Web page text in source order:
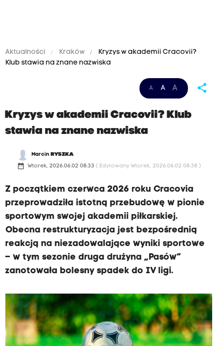
Aktualności Kraków
Kryzys w akademii Cracovii?
Klub stawia na znane nazwiska
A A A share
Kryzys w akademii Cracovii? Klub
stawia na znane nazwiska
Marcin RYSZKA
date_range Wtorek, 2026.06.02 08:33 ( Edytowany Wtorek, 2026.06.02 08:38 )
Z początkiem czerwca 2026 roku Cracovia
przeprowadziła istotną przebudowę w pionie
sportowym swojej akademii piłkarskiej.
Obecna restrukturyzacja jest bezpośrednią
reakcją na niezadowalające wyniki sportowe
– w tym sezonie druga drużyna „Pasów”
zanotowała bolesny spadek do IV ligi.